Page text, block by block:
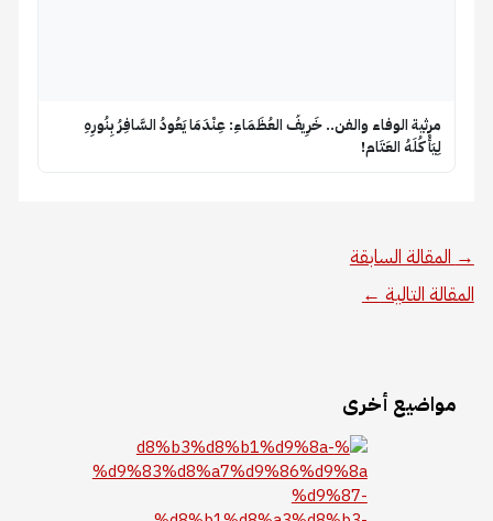
​مرثية الوفاء والفن.. خَرِيفُ العُظَمَاءِ: عِنْدَمَا يَعُودُ السَّافِرُ بِنُورِهِ
لِيَأْكُلَهُ العَتَام!
→ المقالة السابقة
المقالة التالية ←
مواضيع أخرى